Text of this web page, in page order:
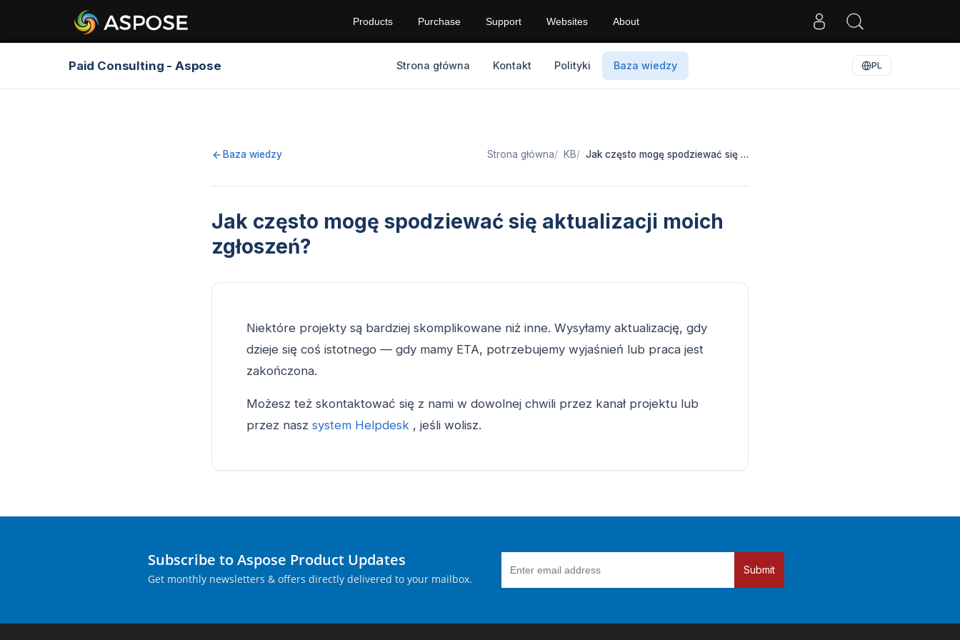
Products Purchase Support Websites About
Paid Consulting - Aspose Strona główna Kontakt Polityki Baza wiedzy PL
Baza wiedzy Strona główna KB Jak często mogę spodziewać się …
Jak często mogę spodziewać się aktualizacji moich
zgłoszeń?
Niektóre projekty są bardziej skomplikowane niż inne. Wysyłamy aktualizację, gdy
dzieje się coś istotnego — gdy mamy ETA, potrzebujemy wyjaśnień lub praca jest
zakończona.
Możesz też skontaktować się z nami w dowolnej chwili przez kanał projektu lub
przez nasz system Helpdesk , jeśli wolisz.
Subscribe to Aspose Product Updates
Get monthly newsletters & offers directly delivered to your mailbox.
Submit